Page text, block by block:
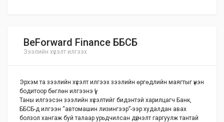
BeForward Finance ББСБ
Зээлийн хүсэлт илгээх
Эрхэм та зээлийн хүсэлт илгээх зээлийн өргөдлийн маягтыг үнэн
бодитоор бөглөн илгээнэ үү!
Таны илгээсэн зээлийн хүсэлтийг бидэнтэй харилцагч Банк,
ББСБ-д илгээн “автомашин лизингээр”-ээр худалдан авах
болзол хангаж буй талаар урьдчилсан дүгнэлт гаргуулж тантай